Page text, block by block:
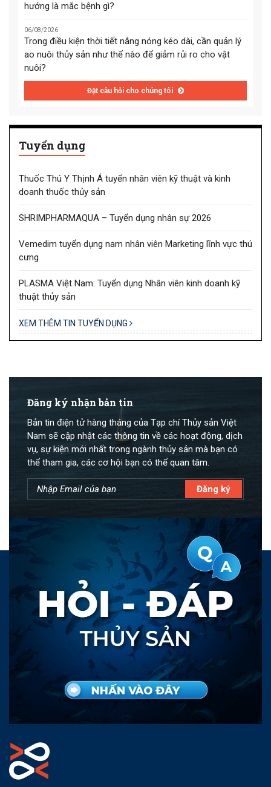
hướng là mắc bệnh gì?
06/08/2026
Trong điều kiện thời tiết nắng nóng kéo dài, cần quản lý
ao nuôi thủy sản như thế nào để giảm rủi ro cho vật
nuôi?
Đặt câu hỏi cho chúng tôi
Tuyển dụng
Thuốc Thú Y Thịnh Á tuyển nhân viên kỹ thuật và kinh
doanh thuốc thủy sản
SHRIMPHARMAQUA – Tuyển dụng nhân sự 2026
Vemedim tuyển dụng nam nhân viên Marketing lĩnh vực thú
cưng
PLASMA Việt Nam: Tuyển dụng Nhân viên kinh doanh kỹ
thuật thủy sản
XEM THÊM TIN TUYỂN DỤNG
Đăng ký nhận bản tin
Bản tin điện tử hàng tháng của Tạp chí Thủy sản Việt
Nam sẽ cập nhật các thông tin về các hoạt động, dịch
vụ, sự kiện mới nhất trong ngành thủy sản mà bạn có
thể tham gia, các cơ hội bạn có thể quan tâm.